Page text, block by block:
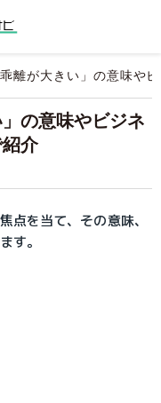
乖離が大きい」の意味や
の意味やビジネ
介
点を当て、その意味、
す。